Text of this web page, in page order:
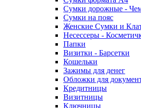
Сумки дорожные -
Сумки на пояс
Женские Сумки и
Несессеры -
Папки
Визитки - Барсетки
Кошельки
Зажимы для денег
Обложки для
Кредитницы
Визитницы
Ключницы